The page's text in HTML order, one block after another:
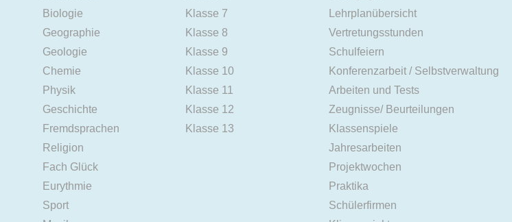
Biologie
Geographie
Geologie
Chemie
Physik
Geschichte
Fremdsprachen
Religion
Fach Glück
Eurythmie
Sport
Klasse 7
Klasse 8
Klasse 9
Klasse 10
Klasse 11
Klasse 12
Klasse 13
Lehrplanübersicht
Vertretungsstunden
Schulfeiern
Konferenzarbeit / Selbstverwaltung
Arbeiten und Tests
Zeugnisse/ Beurteilungen
Klassenspiele
Jahresarbeiten
Projektwochen
Praktika
Schülerfirmen